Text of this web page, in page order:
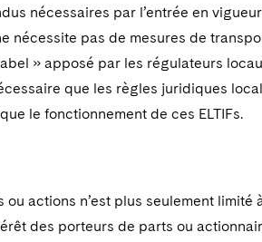
nécessaires par l’entrée en
nécessite pas de mesures de
» apposé par les régulateurs
que les règles juridiques
le fonctionnement de ces ELTIFs.
actions n’est plus seulement limité
des porteurs de parts ou